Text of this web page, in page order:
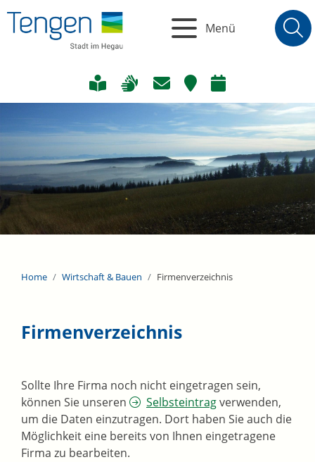
Menü
Home Wirtschaft & Bauen Firmenverzeichnis
Firmenverzeichnis
Sollte Ihre Firma noch nicht eingetragen sein,
können Sie unseren
Selbsteintragverwenden,
um die Daten einzutragen. Dort haben Sie auch die
Möglichkeit eine bereits von Ihnen eingetragene
Firma zu bearbeiten.